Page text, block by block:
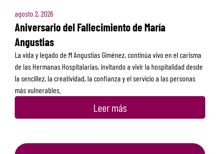
agosto 2, 2026
Aniversario del Fallecimiento de María
Angustias
La vida y legado de M Angustias Giménez, continúa vivo en el carisma
de las Hermanas Hospitalarias, invitando a vivir la hospitalidad desde
la sencillez, la creatividad, la confianza y el servicio a las personas
más vulnerables.
Leer más